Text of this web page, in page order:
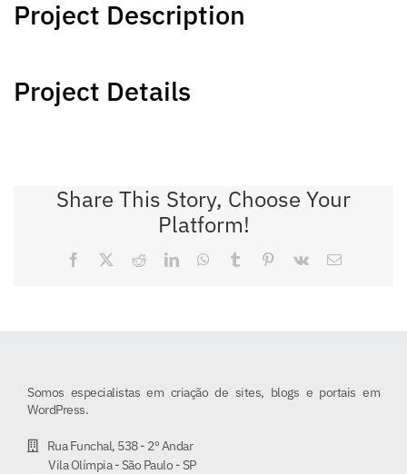
Project Description
Project Details
Share This Story, Choose Your
Platform!
Facebook RedditLinkedInWhatsApp
Tumblr Pinterest
Vk
E-
Somos especialistas em criação de sites, blogs e portais em
WordPress.
Rua Funchal, 538 - 2º Andar
Vila Olímpia - São Paulo - SP